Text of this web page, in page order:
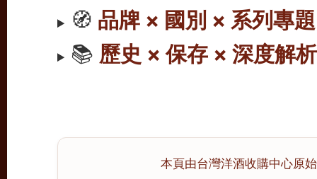
🧭 品牌 × 國別 × 系列專題
📚 歷史 × 保存 × 深度解析
本頁由台灣洋酒收購中心原